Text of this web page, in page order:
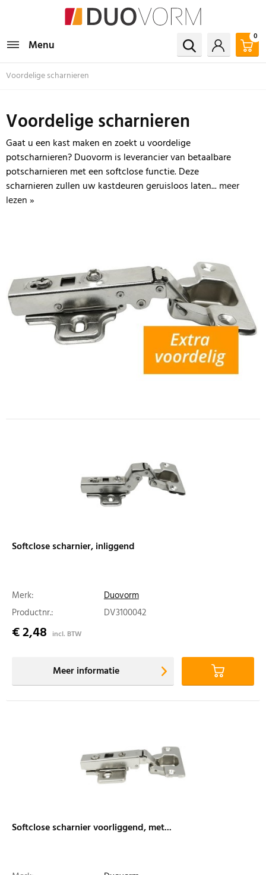
Menu
0
Voordelige scharnieren
Voordelige scharnieren
Gaat u een kast maken en zoekt u voordelige
potscharnieren? Duovorm is leverancier van betaalbare
potscharnieren met een softclose functie. Deze
scharnieren zullen uw kastdeuren geruisloos laten...meer
lezen »
Softclose scharnier, inliggend
Merk:
Duovorm
Productnr.:
DV3100042
€ 2,48 incl. BTW
Meer informatie
Softclose scharnier voorliggend, met...